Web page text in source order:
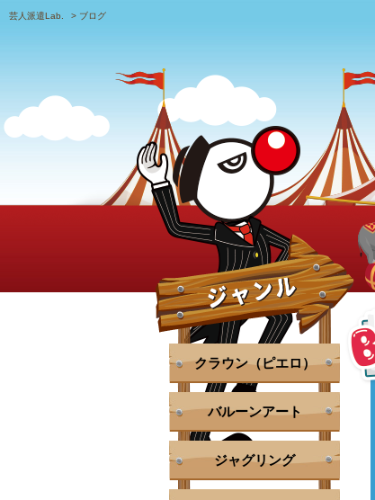
芸人派遣Lab. > ブログ
クラウン（ピエロ）
バルーンアート
ジャグリング